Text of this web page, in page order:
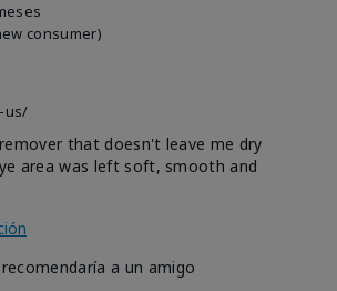
consumer)
us/
that doesn't leave me dry
area was left soft, smooth and
recomendaría a un amigo